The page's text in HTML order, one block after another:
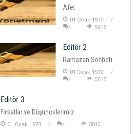
Afet
01 Ocak 1970
5015
Editör 2
Ramazan Sohbeti
01 Ocak 1970
5015
Editör 3
Fırsatlar ve Düşüncelerimiz
01 Ocak 1970 5015